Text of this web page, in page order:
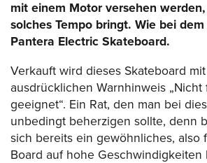
mit einem Motor versehen
solches Tempo bringt. Wie bei
Pantera Electric Skateboard.
Verkauft wird dieses Skateboard
ausdrücklichen Warnhinweis
geeignet“. Ein Rat, den man bei
unbedingt beherzigen sollte, denn
sich bereits ein gewöhnliches, also
Board auf hohe Geschwindigkeiten